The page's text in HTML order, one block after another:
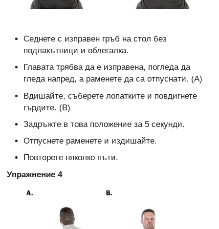
Седнете с изправен гръб на стол без
подлакътници и облегалка.
Главата трябва да е изправена, погледа да
гледа напред, а раменете да са отпуснати. (А)
Вдишайте, съберете лопатките и повдигнете
гърдите. (В)
Задръжте в това положение за 5 секунди.
Отпуснете раменете и издишайте.
Повторете няколко пъти.
Упражнение 4